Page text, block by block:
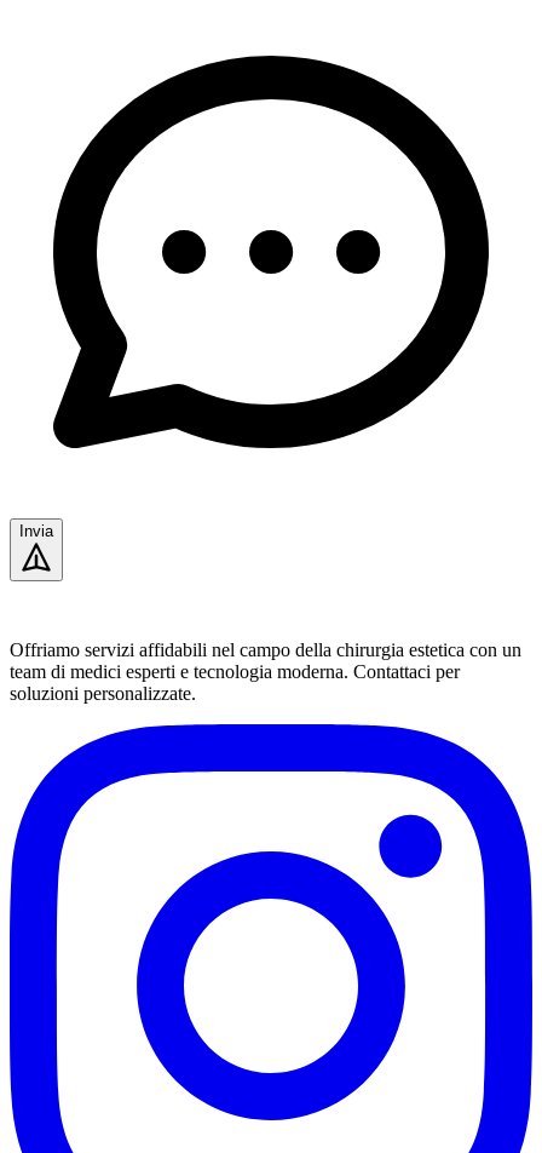
Invia
Offriamo servizi affidabili nel campo della chirurgia estetica con un
team di medici esperti e tecnologia moderna. Contattaci per
soluzioni personalizzate.